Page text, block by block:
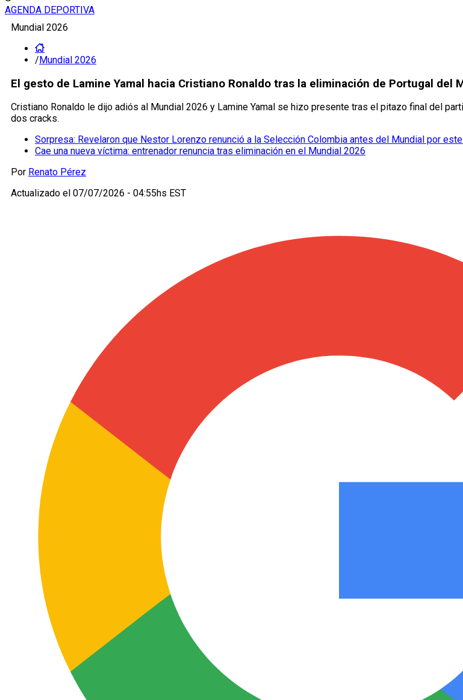
AGENDA DEPORTIVA
Mundial 2026
/Mundial 2026
El gesto de Lamine Yamal hacia Cristiano Ronaldo tras la eliminación de Portugal del
Cristiano Ronaldo le dijo adiós al Mundial 2026 y Lamine Yamal se hizo presente tras el pitazo final del
dos cracks.
Sorpresa: Revelaron que Nestor Lorenzo renunció a la Selección Colombia antes del Mundial por
Cae una nueva víctima: entrenador renuncia tras eliminación en el Mundial 2026
Por Renato Pérez
Actualizado el 07/07/2026 - 04:55hs EST